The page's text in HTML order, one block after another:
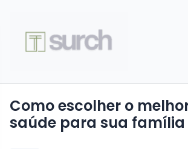
Como escolher o
saúde para sua família